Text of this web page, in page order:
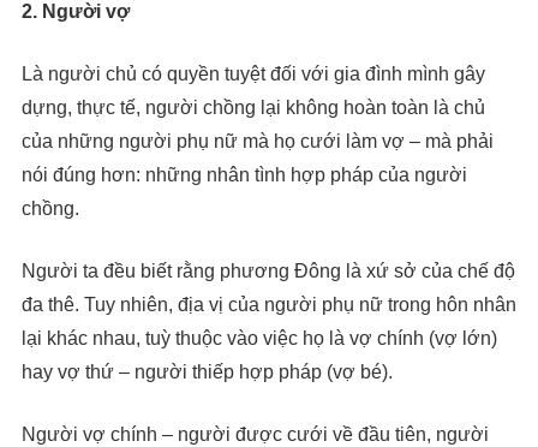
2. Người vợ
Là người chủ có quyền tuyệt đối với gia đình mình gây
dựng, thực tế, người chồng lại không hoàn toàn là chủ
của những người phụ nữ mà họ cưới làm vợ – mà phải
nói đúng hơn: những nhân tình hợp pháp của người
chồng.
Người ta đều biết rằng phương Đông là xứ sở của chế độ
đa thê. Tuy nhiên, địa vị của người phụ nữ trong hôn nhân
lại khác nhau, tuỳ thuộc vào việc họ là vợ chính (vợ lớn)
hay vợ thứ – người thiếp hợp pháp (vợ bé).
Người vợ chính – người được cưới về đầu tiên, người